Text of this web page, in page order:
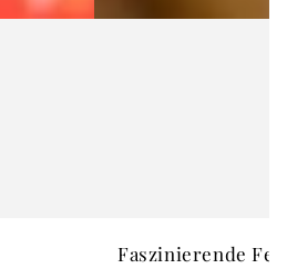
Faszinierende